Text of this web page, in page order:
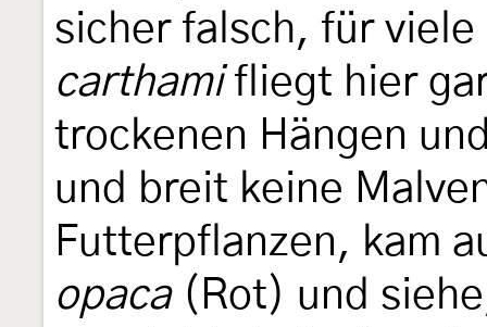
sicher falsch, für
carthamifliegt hier
trockenen Hängen
und breit keine
Futterpflanzen, kam
opaca(Rot) und